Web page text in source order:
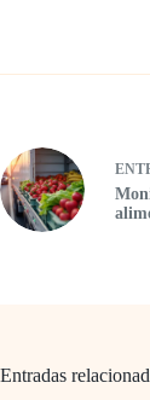
Entradas